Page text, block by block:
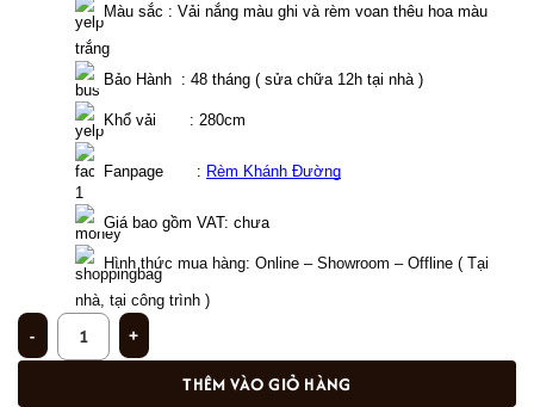
Màu sắc : Vải nắng màu ghi và rèm voan thêu hoa màu
trắng
Bảo Hành  : 48 tháng ( sửa chữa 12h tại nhà )
Khổ vải       : 280cm
Fanpage       : Rèm Khánh Đường
Giá bao gồm VAT: chưa
Hình thức mua hàng: Online – Showroom – Offline ( Tại
nhà, tại công trình )
Mẫu rèm vải Hàn Quốc voan hoa thêu tay phòng ngủ tại Mỹ Đình 6800-9 số
THÊM VÀO GIỎ HÀNG